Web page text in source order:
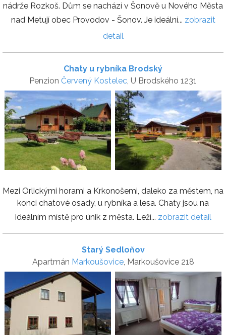
nádrže Rozkoš. Dům se nachází v Šonově u Nového Města
nad Metují obec Provodov - Šonov. Je ideální... zobrazit
detail
Chaty u rybníka Brodský
Penzion Červený Kostelec , U Brodského 1231
Mezi Orlickými horami a Krkonošemi, daleko za městem, na
konci chatové osady, u rybníka a lesa. Chaty jsou na
ideálním místě pro únik z města. Leží... zobrazit detail
Starý Sedloňov
Apartmán Markoušovice, Markoušovice 218